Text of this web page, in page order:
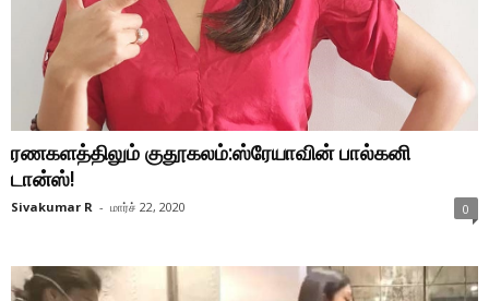
ரணகளத்திலும் குதூகலம்:ஸ்ரேயாவின் பால்கனி
டான்ஸ்!
Sivakumar R - மார்ச் 22, 2020 0